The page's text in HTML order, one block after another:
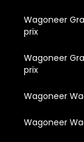
Wagoneer
prix
Wagoneer
prix
Wagoneer
Wagoneer